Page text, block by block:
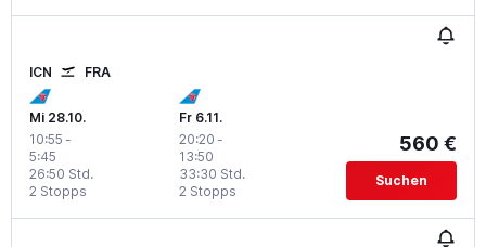
ICN FRA
Mi 28.10.
10:55 -
5:45
2 Stopps
26:50 Std.
Fr 6.11.
20:20 -
13:50
2 Stopps
33:30 Std.
560 €
Suchen